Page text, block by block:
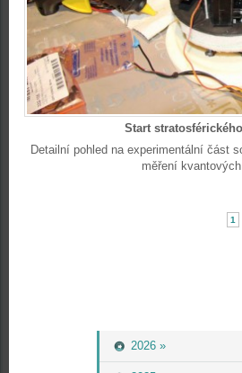
2026 »
Start
Detailní pohled na experimentální část
měření
1